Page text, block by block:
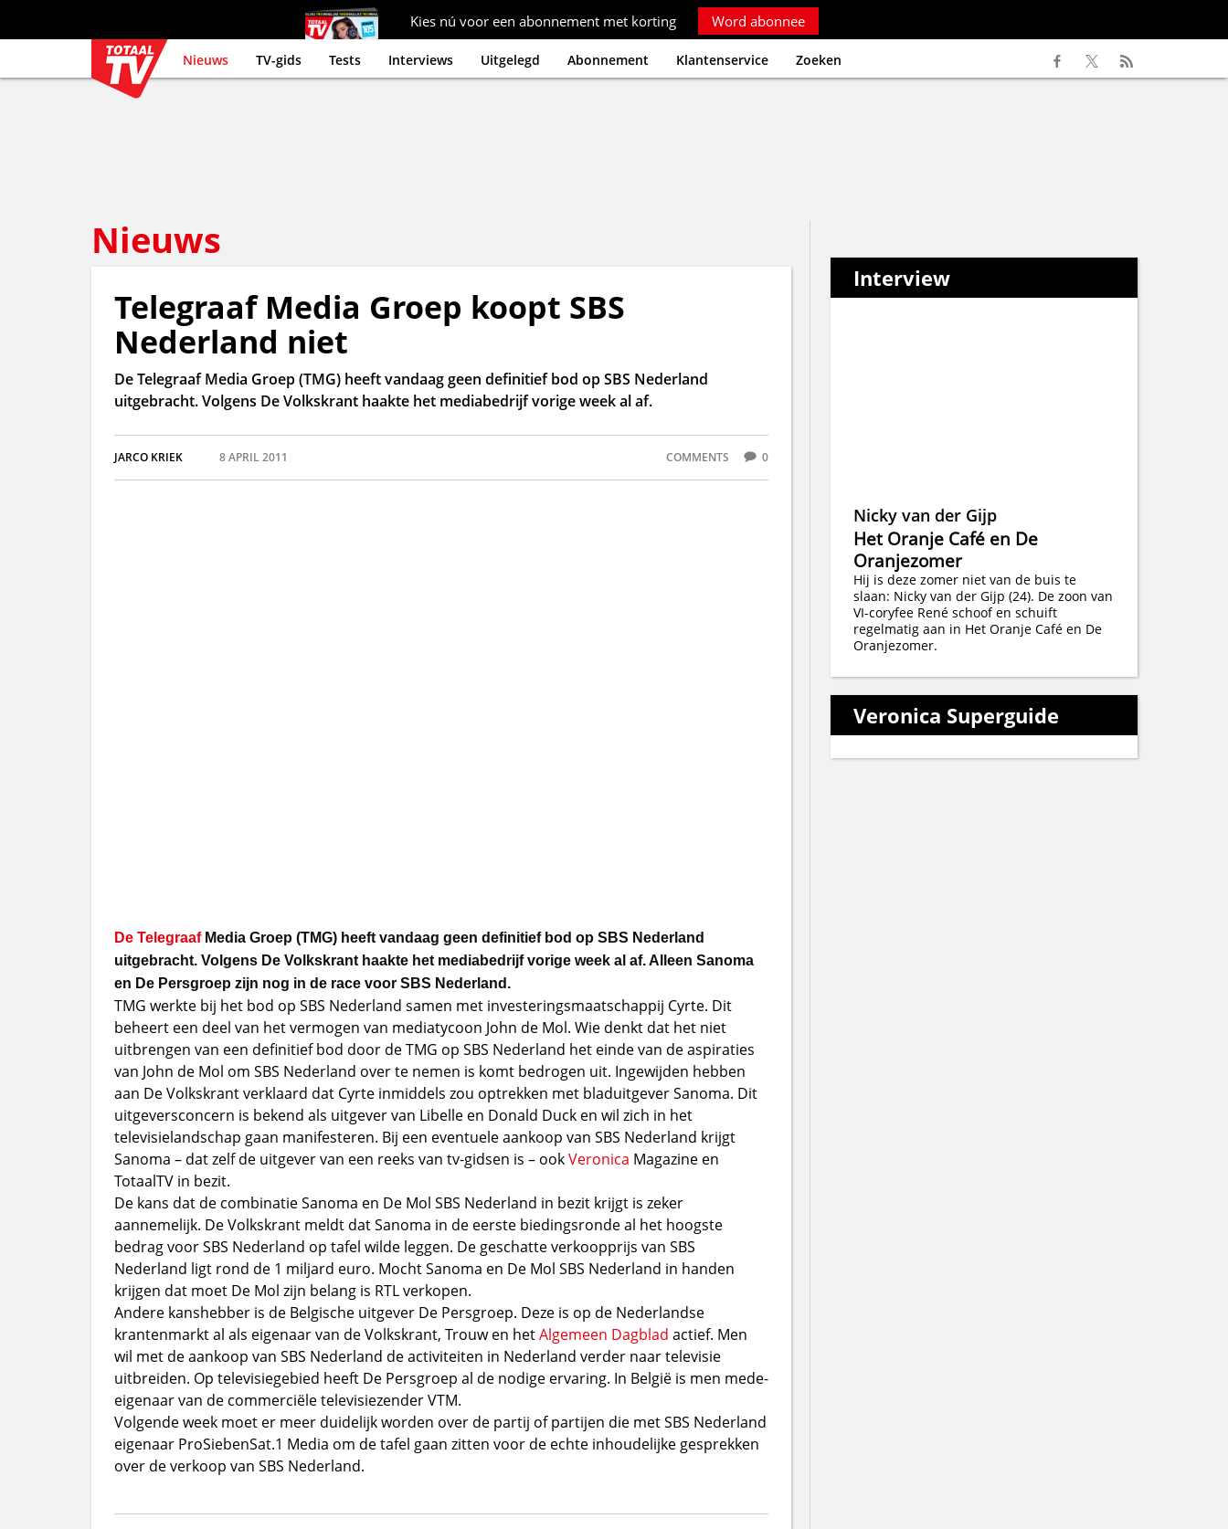
Kies nú voor een abonnement met korting Word abonnee
Nieuws TV-gids Tests Interviews Uitgelegd Abonnement Klantenservice Zoeken
Nieuws
Telegraaf Media Groep koopt SBS
Nederland niet
De Telegraaf Media Groep (TMG) heeft vandaag geen definitief bod op SBS Nederland
uitgebracht. Volgens De Volkskrant haakte het mediabedrijf vorige week al af.
JARCO KRIEK 8 APRIL 2011 COMMENTS 0
De TelegraafMedia Groep (TMG) heeft vandaag geen definitief bod op SBS Nederland
uitgebracht. Volgens De Volkskrant haakte het mediabedrijf vorige week al af. Alleen Sanoma
en De Persgroep zijn nog in de race voor SBS Nederland.
TMG werkte bij het bod op SBS Nederland samen met investeringsmaatschappij Cyrte. Dit
beheert een deel van het vermogen van mediatycoon John de Mol. Wie denkt dat het niet
uitbrengen van een definitief bod door de TMG op SBS Nederland het einde van de aspiraties
van John de Mol om SBS Nederland over te nemen is komt bedrogen uit. Ingewijden hebben
aan De Volkskrant verklaard dat Cyrte inmiddels zou optrekken met bladuitgever Sanoma. Dit
uitgeversconcern is bekend als uitgever van Libelle en Donald Duck en wil zich in het
televisielandschap gaan manifesteren. Bij een eventuele aankoop van SBS Nederland krijgt
Sanoma – dat zelf de uitgever van een reeks van tv-gidsen is – ookVeronica Magazine en
TotaalTV in bezit.
De kans dat de combinatie Sanoma en De Mol SBS Nederland in bezit krijgt is zeker
aannemelijk. De Volkskrant meldt dat Sanoma in de eerste biedingsronde al het hoogste
bedrag voor SBS Nederland op tafel wilde leggen. De geschatte verkoopprijs van SBS
Nederland ligt rond de 1 miljard euro. Mocht Sanoma en De Mol SBS Nederland in handen
krijgen dat moet De Mol zijn belang is RTL verkopen.
Andere kanshebber is de Belgische uitgever De Persgroep. Deze is op de Nederlandse
krantenmarkt al als eigenaar van de Volkskrant, Trouw en hetAlgemeen Dagblad actief. Men
wil met de aankoop van SBS Nederland de activiteiten in Nederland verder naar televisie
uitbreiden. Op televisiegebied heeft De Persgroep al de nodige ervaring. In België is men mede-
eigenaar van de commerciële televisiezender VTM.
Volgende week moet er meer duidelijk worden over de partij of partijen die met SBS Nederland
eigenaar ProSiebenSat.1 Media om de tafel gaan zitten voor de echte inhoudelijke gesprekken
over de verkoop van SBS Nederland.
Interview
Nicky van der Gijp
Het Oranje Café en De
Oranjezomer
Hij is deze zomer niet van de buis te
slaan: Nicky van der Gijp (24). De zoon van
VI-coryfee René schoof en schuift
regelmatig aan in Het Oranje Café en De
Oranjezomer.
Veronica Superguide